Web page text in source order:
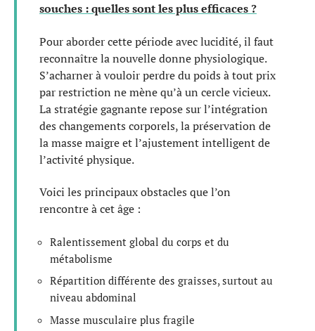
souches : quelles sont les plus efficaces ?
Pour aborder cette période avec lucidité, il faut
reconnaître la nouvelle donne physiologique.
S’acharner à vouloir perdre du poids à tout prix
par restriction ne mène qu’à un cercle vicieux.
La stratégie gagnante repose sur l’intégration
des changements corporels, la préservation de
la masse maigre et l’ajustement intelligent de
l’activité physique.
Voici les principaux obstacles que l’on
rencontre à cet âge :
Ralentissement global du corps et du
métabolisme
Répartition différente des graisses, surtout au
niveau abdominal
Masse musculaire plus fragile